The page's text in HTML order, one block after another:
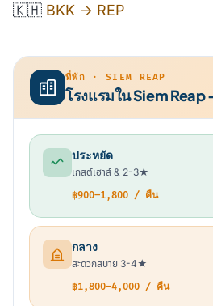
🇰🇭 BKK → REP
ที่พัก · SIEM REAP
โรงแรมใน Siem
ประหยัด
เกสต์เฮาส์ & 2-3★
฿900–1,800 / คืน
กลาง
สะดวกสบาย 3-4★
฿1,800–4,000 / คืน